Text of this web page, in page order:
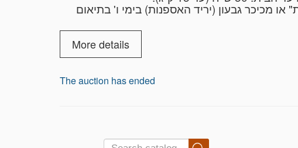
מכיכר גבעון (יריד האספנות) בימי ו' בתיאום
More details
The auction has ended